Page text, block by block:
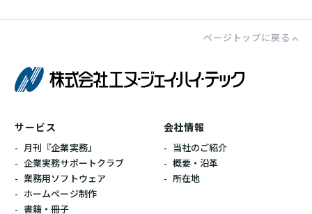
ページトップに戻る
サービス
月刊『企業実務』
企業実務サポートクラブ
業務用ソフトウェア
ホームぺージ制作
書籍・冊子
会社情報
当社のご紹介
概要・沿革
所在地